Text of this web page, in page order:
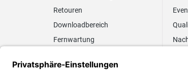
Retouren
Downloadbereich
Fernwartung
Elektronischer